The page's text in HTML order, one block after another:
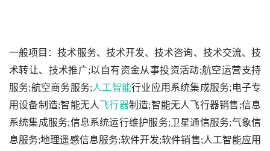
一般项目：技术服务、技术开发、技术咨询、技术交流、技
术转让、技术推广;以自有资金从事投资活动;航空运营支持
服务;航空商务服务;人工智能行业应用系统集成服务;电子专
用设备制造;智能无人飞行器制造;智能无人飞行器销售;信息
系统集成服务;信息系统运行维护服务;卫星通信服务;气象信
息服务;地理遥感信息服务;软件开发;软件销售;人工智能应用